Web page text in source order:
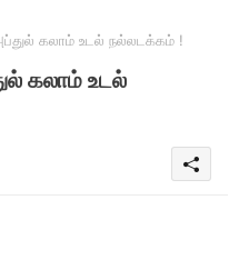
கலாம் உடல் நல்லடக்கம் !
கலாம் உடல்